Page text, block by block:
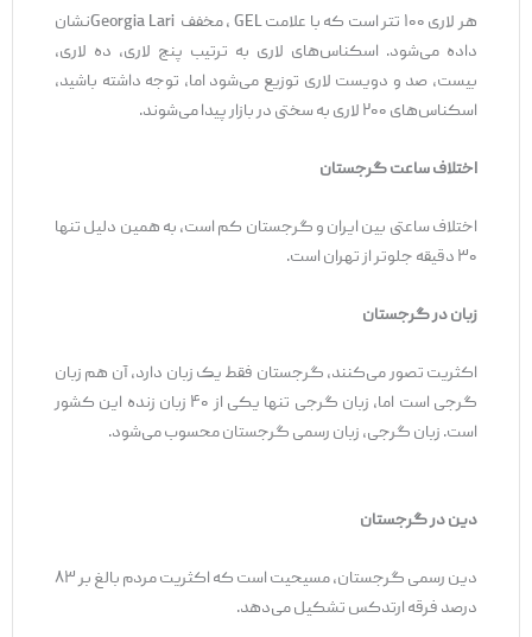
هر لاری ۱۰۰ تتر است که با علامت GEL ، مخفف Georgia Lariنشان
داده می‌شود. اسکناس‌های لاری به ترتیب پنج لاری، ده لاری،
بیست، صد و دویست لاری توزیع می‌شود اما، توجه داشته باشید،
اسکناس‌های ۲۰۰ لاری به سختی در بازار پیدا می‌شوند.
اختلاف ساعت گرجستان
اختلاف ساعتی بین ایران و گرجستان کم است، به همین دلیل تنها
۳۰ دقیقه جلوتر از تهران است.
زبان در گرجستان
اکثریت تصور می‌کنند، گرجستان فقط یک زبان دارد، آن هم زبان
گرجی است اما، زبان گرجی تنها یکی از ۴۰ زبان زنده این کشور
است. زبان گرجی، زبان رسمی گرجستان محسوب می‌شود.
دین در گرجستان
دین رسمی گرجستان، مسیحیت است که اکثریت مردم بالغ بر ۸۳
درصد فرقه ارتدکس تشکیل می‌دهد.